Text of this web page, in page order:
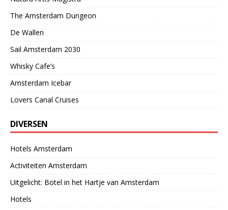
The Amsterdam Dungeon
De Wallen
Sail Amsterdam 2030
Whisky Cafe’s
Amsterdam Icebar
Lovers Canal Cruises
DIVERSEN
Hotels Amsterdam
Activiteiten Amsterdam
Uitgelicht: Botel in het Hartje van Amsterdam
Hotels